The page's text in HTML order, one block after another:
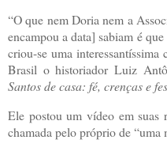
“O que nem Doria nem a
encampou a data] sabiam é
criou-se uma
Brasil o historiador Luiz
Santos de casa: fé, crenças e
Ele postou um vídeo em
chamada pelo próprio de “uma